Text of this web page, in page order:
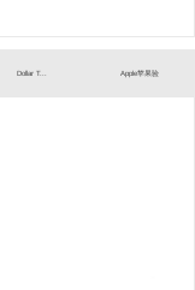
Dollar T... Apple苹果验